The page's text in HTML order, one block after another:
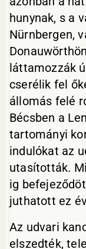
hunynak, s a
Nürnbergen,
láttamozzák
cserélik fel
állomás felé
Bécsben a
tartományi
indulókat az
utasították.
ig
juthatott ez
Az udvari
elszedték,